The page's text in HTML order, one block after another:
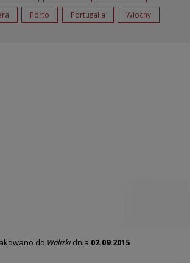
Porto Portugalia Włochy
do Walizkidnia 02.09.2015